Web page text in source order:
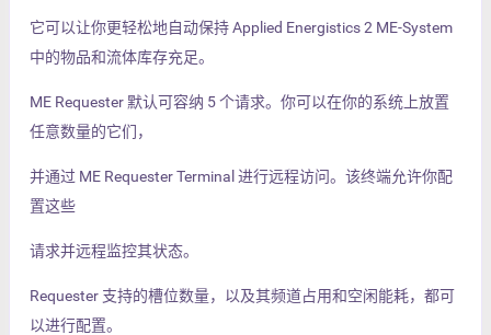
它可以让你更轻松地自动保持 Applied Energistics 2 ME-System
中的物品和流体库存充足。
ME Requester 默认可容纳 5 个请求。你可以在你的系统上放置
任意数量的它们，
并通过 ME Requester Terminal 进行远程访问。该终端允许你配
置这些
请求并远程监控其状态。
Requester 支持的槽位数量，以及其频道占用和空闲能耗，都可
以进行配置。